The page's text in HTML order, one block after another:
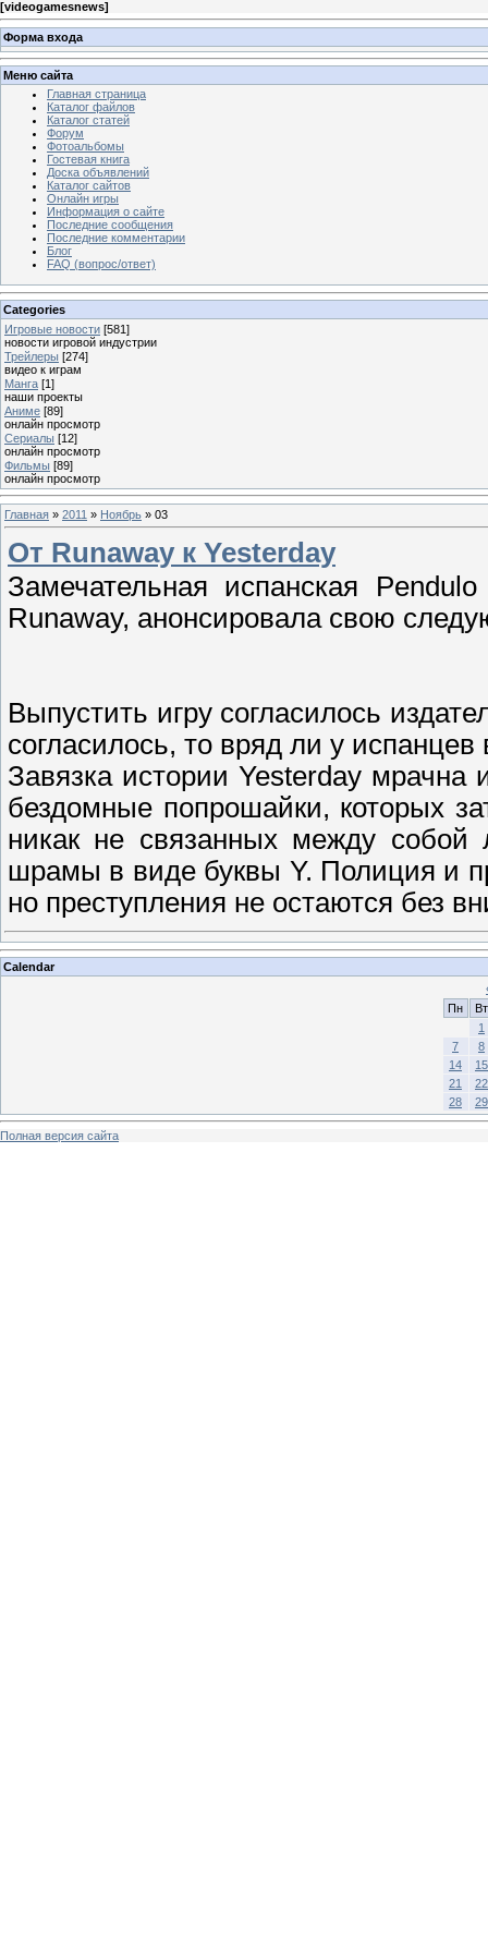
[videogamesnews]
Форма входа
Меню сайта
Главная страница
Каталог файлов
Каталог статей
Форум
Фотоальбомы
Гостевая книга
Доска объявлений
Каталог сайтов
Онлайн игры
Информация о сайте
Последние сообщения
Последние комментарии
Блог
FAQ (вопрос/ответ)
Categories
Игровые новости [581]
новости игровой индустрии
Трейлеры [274]
видео к играм
Манга [1]
наши проекты
Аниме [89]
онлайн просмотр
Сериалы [12]
онлайн просмотр
Фильмы [89]
онлайн просмотр
Главная » 2011 » Ноябрь » 03
От Runaway к Yesterday
Замечательная испанская
Runaway, анонсировала свою
Выпустить игру согласилось
согласилось, то вряд ли у
Завязка истории Yesterday
бездомные попрошайки, которых
никак не связанных между
шрамы в виде буквы Y. Полиция и
но преступления не остаются без
Calendar
Пн
Вт
1
7
8
14
15
21
22
28
29
Полная версия сайта